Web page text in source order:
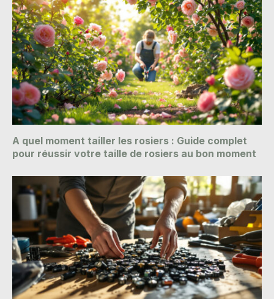
A quel moment tailler les rosiers : Guide complet
pour réussir votre taille de rosiers au bon moment